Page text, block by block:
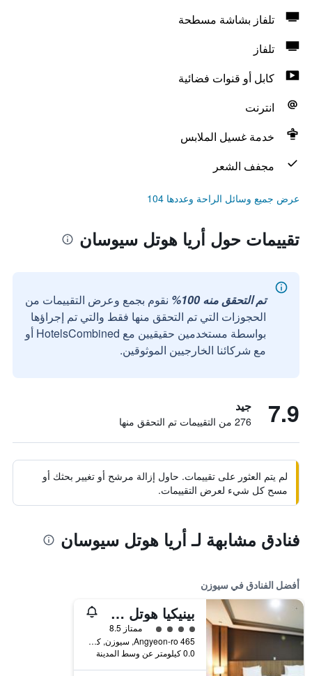
تلفاز بشاشة مسطحة
تلفاز
كابل أو قنوات فضائية
انترنت
خدمة غسيل الملابس
مجفف الشعر
عرض جميع وسائل الراحة وعددها 104
تقييمات حول أريا هوتل سيوسان
تم التحقق منه 100%
نقوم بجمع وعرض التقييمات من
الحجوزات التي تم التحقق منها فقط والتي تم إجراؤها
بواسطة مستخدمين حقيقيين مع HotelsCombined أو
مع شركائنا الخارجيين الموثوقين.
7.9 جيد
276 من التقييمات تم التحقق منها
لم يتم العثور على تقييمات. حاول إزالة مرشح أو تغيير بحثك أو
مسح كل شيء لعرض التقييمات.
فنادق مشابهة لـ أريا هوتل سيوسان
أفضل الفنادق في سيوزن
بينيكيا هوتل سيوسان
تقييم فئة 4
ممتاز 8.5
465 Angyeon-ro, سيوزن, كوريا الجنوبية
0.0 كيلومتر عن وسط المدينة